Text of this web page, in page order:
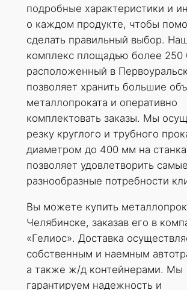
подробные характеристики и
о каждом продукте, чтобы
сделать правильный выбор.
комплекс площадью более 250
расположенный в
позволяет хранить большие
металлопроката и оперативно
комплектовать заказы. Мы
резку круглого и трубного
диаметром до 400 мм на
позволяет удовлетворить самые
разнообразные потребности
Вы можете купить
Челябинске, заказав его в
«Гелиос». Доставка
собственным и наемным
а также ж/д контейнерами. Мы
гарантируем надежность и